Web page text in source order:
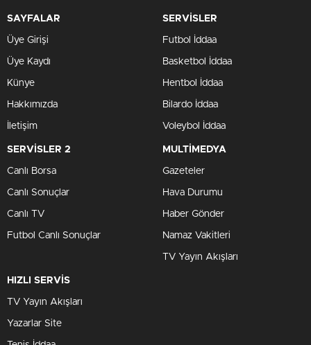
SAYFALAR
Üye Girişi
Üye Kaydı
Künye
Hakkımızda
İletişim
SERVİSLER
Futbol İddaa
Basketbol İddaa
Hentbol İddaa
Bilardo İddaa
Voleybol İddaa
SERVİSLER 2
Canlı Borsa
Canlı Sonuçlar
Canlı TV
Futbol Canlı Sonuçlar
MULTİMEDYA
Gazeteler
Hava Durumu
Haber Gönder
Namaz Vakitleri
TV Yayın Akışları
HIZLI SERVİS
TV Yayın Akışları
Yazarlar Site